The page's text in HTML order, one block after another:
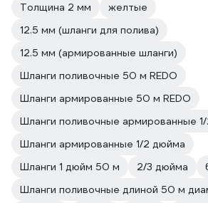
Толщина 2 мм
желтые
12.5 мм (шланги для полива)
12.5 мм (армированные шланги)
Шланги поливочные 50 м REDO
Шланги армированные 50 м REDO
Шланги поливочные армированные 1/
Шланги армированные 1/2 дюйма
Шланги 1 дюйм 50 м
2/3 дюйма
Шланги поливочные длиной 50 м